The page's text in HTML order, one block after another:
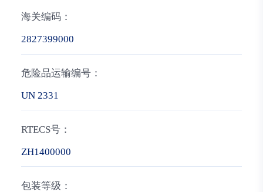
海关编码：
2827399000
危险品运输编号：
UN 2331
RTECS号：
ZH1400000
包装等级：